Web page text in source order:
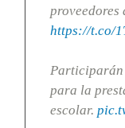
proveedores
https://t.co/
Participarán
para la
escolar.